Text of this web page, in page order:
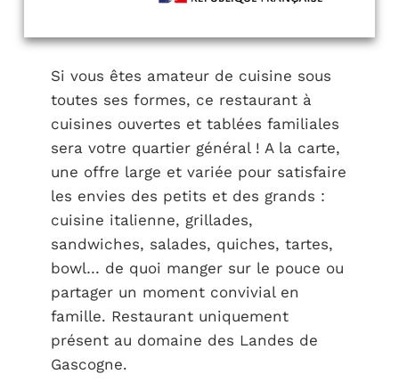
Si vous êtes amateur de cuisine sous
toutes ses formes, ce restaurant à
cuisines ouvertes et tablées familiales
sera votre quartier général ! A la carte,
une offre large et variée pour satisfaire
les envies des petits et des grands :
cuisine italienne, grillades,
sandwiches, salades, quiches, tartes,
bowl… de quoi manger sur le pouce ou
partager un moment convivial en
famille. Restaurant uniquement
présent au domaine des Landes de
Gascogne.